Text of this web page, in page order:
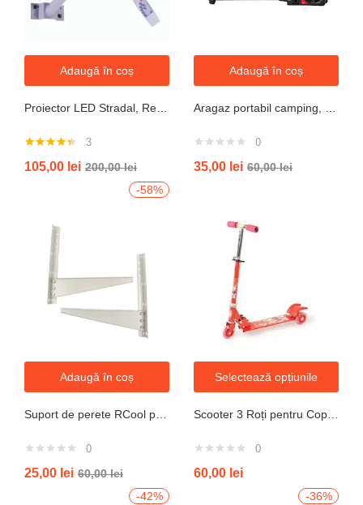
Adaugă în coș
4.33din 5
3
105,00 lei 200,00lei
Adaugă în coș
0
35,00 lei 60,00lei
-58%
Adaugă în coș
0
25,00 lei 60,00lei
Selectează opțiunile
0
60,00 lei
-42% -36%